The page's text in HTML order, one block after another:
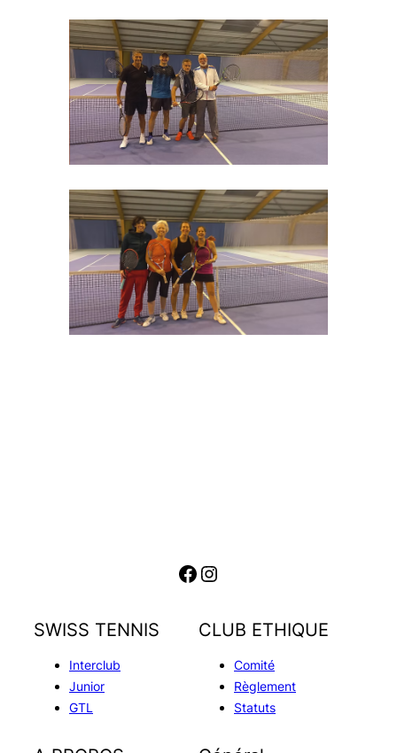
Facebook Instagram
SWISS TENNIS
Interclub
Junior
GTL
CLUB ETHIQUE
Comité
Règlement
Statuts